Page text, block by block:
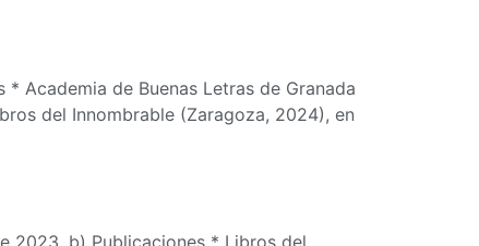
Academia de Buenas Letras de Granada
del Innombrable (Zaragoza, 2024), en
2023. b) Publicaciones * Libros del